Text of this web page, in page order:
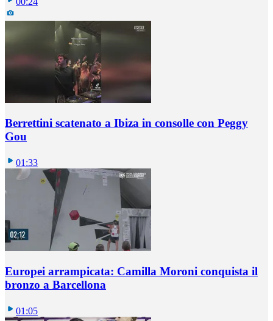
Berrettini scatenato a Ibiza in consolle con Peggy
Gou
01:33
Europei arrampicata: Camilla Moroni conquista il
bronzo a Barcellona
01:05